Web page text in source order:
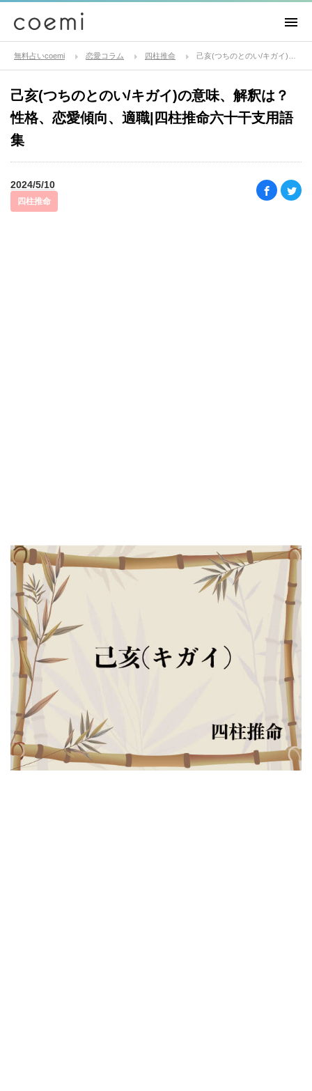
無料占いcoemi 恋愛コラム 四柱推命
己亥(つちのとのい/キガイ)の意味、解釈は？
性格、恋愛傾向、適職|四柱推命六十干支用語
集
2024/5/10
四柱推命